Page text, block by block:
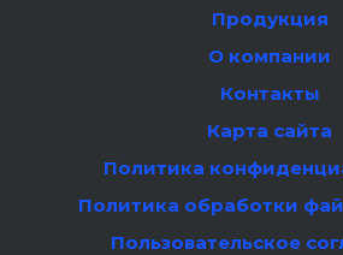
Продукция
О компании
Контакты
Карта сайта
Политика
Политика обработки
Пользовательское